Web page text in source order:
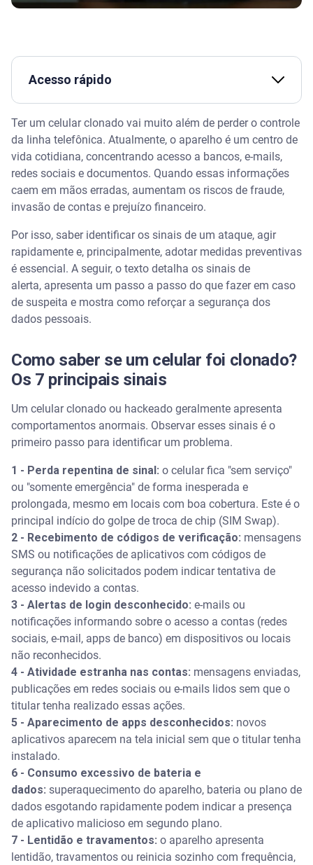
Acesso rápido
Como saber se um celular foi clonado? Os 7
O que fazer se o celular for clonado? Passo a passo
de ação imediata
Clonagem de chip (SIM Swap) vs. Spoofing: qual a
Como se proteger contra a clonagem e fraudes no
celular?
Assista | Sempre Alerta: como evitar que seu celular
seja clonado
tempo real
Tem como saber se o celular foi clonado?
Para que serve o código *#21#?
É possível saber se o celular está sendo espionado?
Qual o sinal mais grave de clonagem de celular?
Ter um celular clonado vai muito além de perder o controle
da linha telefônica. Atualmente, o aparelho é um centro de
vida cotidiana, concentrando acesso a bancos, e-mails,
redes sociais e documentos. Quando essas informações
caem em mãos erradas, aumentam os riscos de fraude,
invasão de contas e prejuízo financeiro.
Por isso, saber identificar os sinais de um ataque, agir
rapidamente e, principalmente, adotar medidas preventivas
é essencial. A seguir, o texto detalha os sinais de
alerta, apresenta um passo a passo do que fazer em caso
de suspeita e mostra como reforçar a segurança dos
dados pessoais.
Como saber se um celular foi clonado?
Os 7 principais sinais
Um celular clonado ou hackeado geralmente apresenta
comportamentos anormais. Observar esses sinais é o
primeiro passo para identificar um problema.
1 - Perda repentina de sinal: o celular fica "sem serviço"
ou "somente emergência" de forma inesperada e
prolongada, mesmo em locais com boa cobertura. Este é o
principal indício do golpe de troca de chip (SIM Swap).
2 - Recebimento de códigos de verificação: mensagens
SMS ou notificações de aplicativos com códigos de
segurança não solicitados podem indicar tentativa de
acesso indevido a contas.
3 - Alertas de login desconhecido: e-mails ou
notificações informando sobre o acesso a contas (redes
sociais, e-mail, apps de banco) em dispositivos ou locais
não reconhecidos.
4 - Atividade estranha nas contas: mensagens enviadas,
publicações em redes sociais ou e-mails lidos sem que o
titular tenha realizado essas ações.
5 - Aparecimento de apps desconhecidos: novos
aplicativos aparecem na tela inicial sem que o titular tenha
instalado.
6 - Consumo excessivo de bateria e
dados: superaquecimento do aparelho, bateria ou plano de
dados esgotando rapidamente podem indicar a presença
de aplicativo malicioso em segundo plano.
7 - Lentidão e travamentos: o aparelho apresenta
lentidão, travamentos ou reinicia sozinho com frequência,